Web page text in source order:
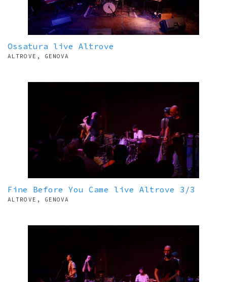
Ossatura live Altrove
ALTROVE, GENOVA
Fine Before You Came live Altrove 3/3
ALTROVE, GENOVA